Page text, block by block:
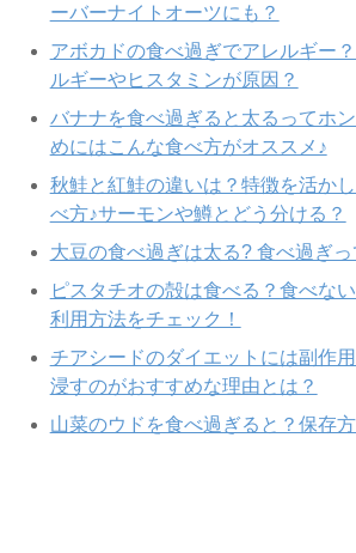
ーバーナイトオーツにも？
アボカドの食べ過ぎでアレルギー
ルギーやヒスタミンが原因？
バナナを食べ過ぎると太るってホ
めにはこんな食べ方がオススメ♪
秋鮭と紅鮭の違いは？特徴を活か
べ方♪サーモンや鱒とどう分ける？
大豆の食べ過ぎは太る? 食べ過ぎ
ピスタチオの殻は食べる？食べな
利用方法をチェック！
チアシードのダイエットには副作
浸すのがおすすめな理由とは？
山菜のウドを食べ過ぎると？保存